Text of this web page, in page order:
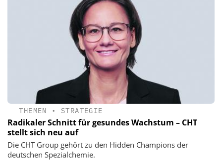
THEMEN • STRATEGIE
Radikaler Schnitt für gesundes Wachstum – CHT
stellt sich neu auf
Die CHT Group gehört zu den Hidden Champions der
deutschen Spezialchemie.